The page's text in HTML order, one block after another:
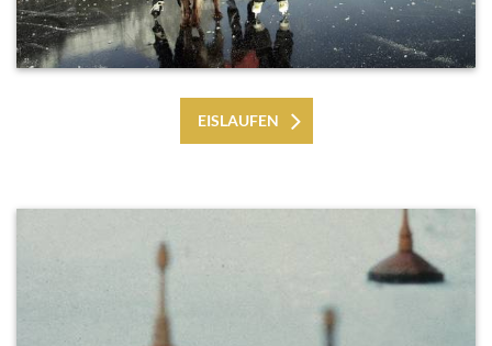
EISLAUFEN